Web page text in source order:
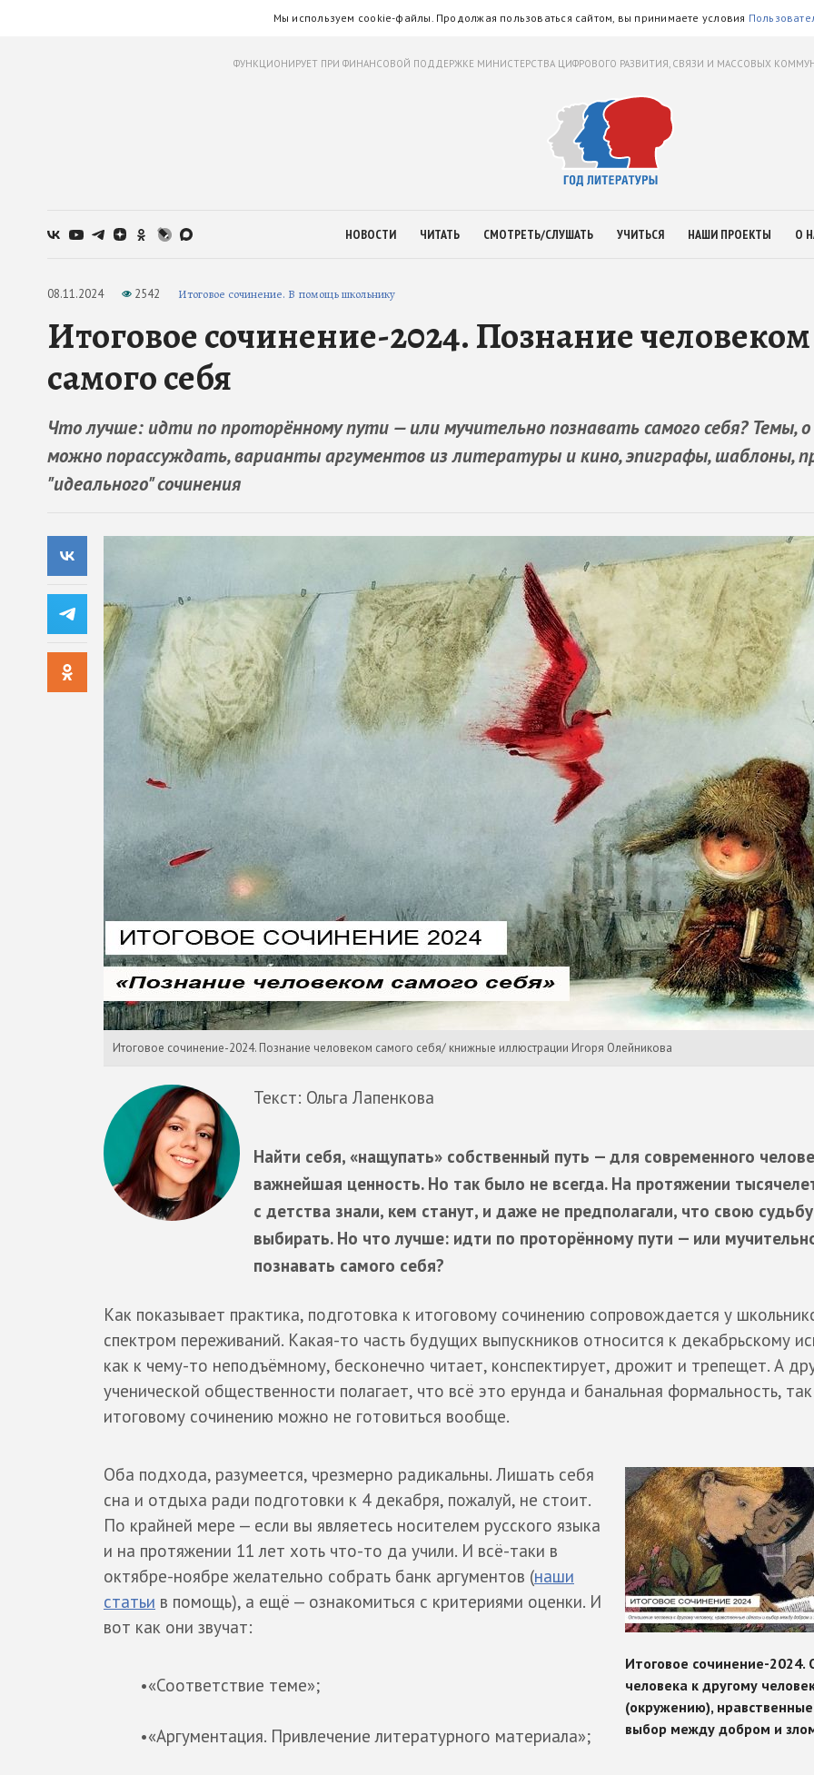
Мы используем cookie-файлы. Продолжая пользоваться сайтом, вы принимаете условия
ФУНКЦИОНИРУЕТ ПРИ ФИНАНСОВОЙ ПОДДЕРЖКЕ МИНИСТЕРСТВА ЦИФРОВОГО РАЗВИТИЯ, СВЯЗИ И МАССОВЫХ
НОВОСТИ ЧИТАТЬ СМОТРЕТЬ/СЛУШАТЬ УЧИТЬСЯ НАШИ ПРОЕКТЫ О
08.11.2024 2542 Итоговое сочинение. В помощь школьнику
Итоговое сочинение-2024. Познание человеком
самого себя
Что лучше: идти по проторённому пути — или мучительно познавать самого себя? Темы,
можно порассуждать, варианты аргументов из литературы и кино, эпиграфы, шаблоны,
"идеального" сочинения
Итоговое сочинение-2024. Познание человеком самого себя/ книжные иллюстрации Игоря Олейникова
Текст: Ольга Лапенкова
Найти себя, «нащупать» собственный путь — для современного
важнейшая ценность. Но так было не всегда. На протяжении
с детства знали, кем станут, и даже не предполагали, что свою
выбирать. Но что лучше: идти по проторённому пути — или
познавать самого себя?
Как показывает практика, подготовка к итоговому сочинению сопровождается у
спектром переживаний. Какая-то часть будущих выпускников относится к декабрьскому
как к чему-то неподъёмному, бесконечно читает, конспектирует, дрожит и трепещет. А
ученической общественности полагает, что всё это ерунда и банальная формальность,
итоговому сочинению можно не готовиться вообще.
Оба подхода, разумеется, чрезмерно радикальны. Лишать себя
сна и отдыха ради подготовки к 4 декабря, пожалуй, не стоит.
По крайней мере — если вы являетесь носителем русского языка
и на протяжении 11 лет хоть что-то да учили. И всё-таки в
октябре-ноябре желательно собрать банк аргументов (наши
статьи в помощь), а ещё — ознакомиться с критериями оценки. И
вот как они звучат:
•«Соответствие теме»;
•«Аргументация. Привлечение литературного материала»;